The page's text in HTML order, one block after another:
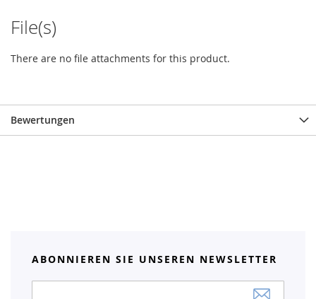
File(s)
There are no file attachments for this product.
Bewertungen
ABONNIEREN SIE UNSEREN NEWSLETTER